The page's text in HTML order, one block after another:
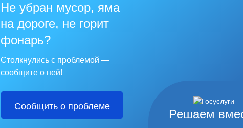
Решаем
Не убран мусор, яма
на дороге, не горит
фонарь?
Столкнулись с проблемой —
сообщите о ней!
Сообщить о проблеме